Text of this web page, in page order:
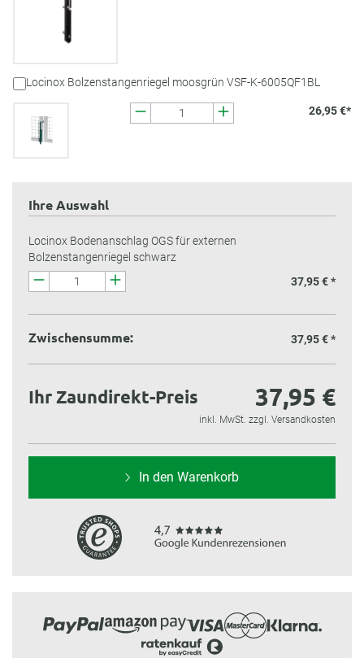
Locinox Bolzenstangenriegel moosgrün VSF-K-6005QF1BL
26,95 €*
Ihre Auswahl
Locinox Bodenanschlag OGS für externen
Bolzenstangenriegel schwarz
37,95 € *
Zwischensumme: 37,95 €*
Ihr Zaundirekt-Preis 37,95 €
inkl. MwSt. zzgl. Versandkosten
In den Warenkorb